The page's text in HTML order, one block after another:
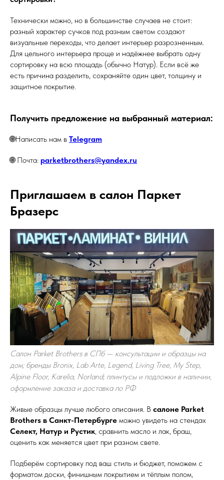
Технически можно, но в большинстве случаев не стоит:
разный характер сучков под разным светом создают
визуальные переходы, что делает интерьер разрозненным.
Для цельного интерьера проще и надёжнее выбрать одну
сортировку на всю площадь (обычно Натур). Если всё же
есть причина разделить, сохраняйте один цвет, толщину и
защитное покрытие.
Получить предложение на выбранный материал:
🌐Написать нам в Telegram
🌐 Почта: parketbrothers@yandex.ru
Приглашаем в салон Паркет
Бразерс
Салон Parket Brothers в СПб — консультации и образцы на
дом; бренды Bronix, Lab Arte, Legend, Living Tree, My Step,
Alpine Floor, Karelia, Norland; плинтусы и подложки в наличии,
оформление заказа и доставка по РФ
Живые образцы лучше любого описания. В салоне Parket
Brothers в Санкт-Петербурге можно увидеть на стендах
Селект, Натур и Рустик, сравнить масло и лак, браш,
оценить как меняется цвет при разном свете.
Подберём сортировку под ваш стиль и бюджет, поможем с
форматом доски, финишным покрытием и тёплым полом,